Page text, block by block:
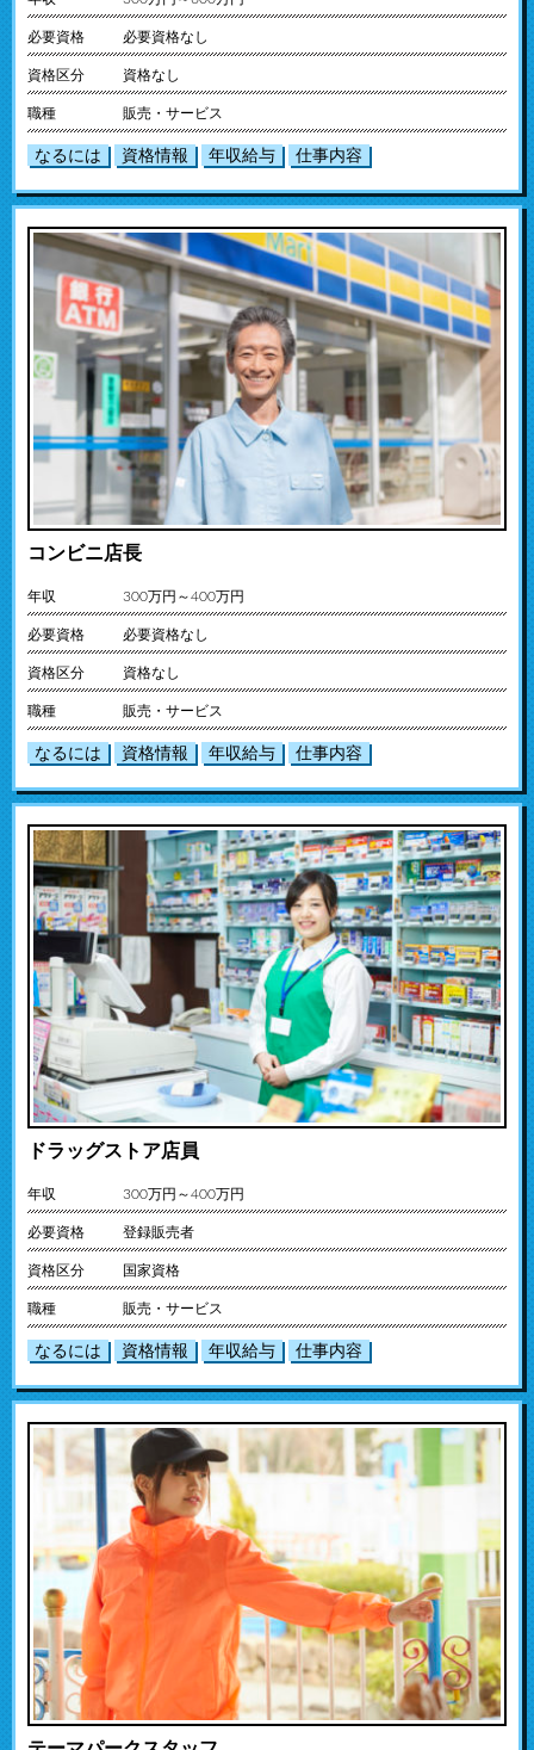
必要資格 必要資格なし
資格区分 資格なし
職種 販売・サービス
なるには 資格情報 年収給与 仕事内容
コンビニ店長
年収 300万円～400万円
必要資格 必要資格なし
資格区分 資格なし
職種 販売・サービス
なるには 資格情報 年収給与 仕事内容
ドラッグストア店員
年収 300万円～400万円
必要資格 登録販売者
資格区分 国家資格
職種 販売・サービス
なるには 資格情報 年収給与 仕事内容